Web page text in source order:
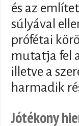
és az
súlyával
prófétai
mutatja fel
illetve a
harmadik
Jótékony